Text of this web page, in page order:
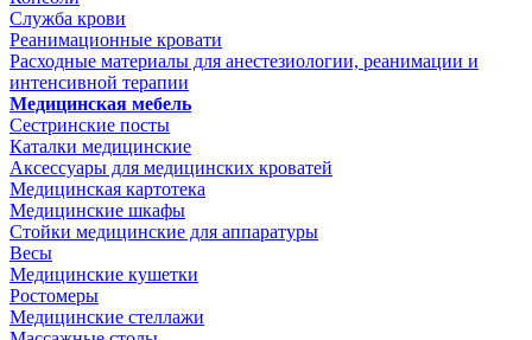
Служба крови
Реанимационные кровати
Расходные материалы для анестезиологии, реанимации и
интенсивной терапии
Медицинская мебель
Сестринские посты
Каталки медицинские
Аксессуары для медицинских кроватей
Медицинская картотека
Медицинские шкафы
Стойки медицинские для аппаратуры
Весы
Медицинские кушетки
Ростомеры
Медицинские стеллажи